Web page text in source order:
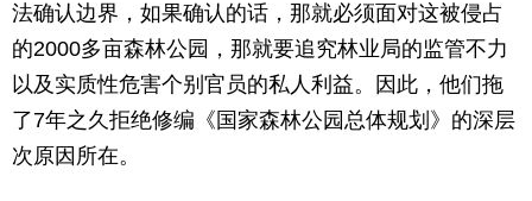
法确认边界，如果确认的话，那就必须面对这被侵占
的2000多亩森林公园，那就要追究林业局的监管不力
以及实质性危害个别官员的私人利益。因此，他们拖
了7年之久拒绝修编《国家森林公园总体规划》的深层
次原因所在。